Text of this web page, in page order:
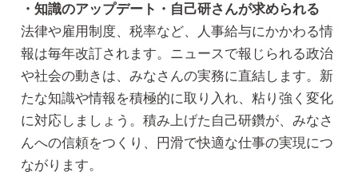
・知識のアップデート・自己研さんが求められる
法律や雇用制度、税率など、人事給与にかかわる情
報は毎年改訂されます。ニュースで報じられる政治
や社会の動きは、みなさんの実務に直結します。新
たな知識や情報を積極的に取り入れ、粘り強く変化
に対応しましょう。積み上げた自己研鑽が、みなさ
んへの信頼をつくり、円滑で快適な仕事の実現につ
ながります。